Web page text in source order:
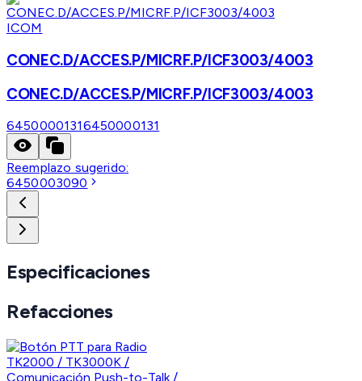
ICOM
CONEC.D/ACCES.P/MICRF.P/ICF3003/4003
CONEC.D/ACCES.P/MICRF.P/ICF3003/4003
64500001316450000131
Reemplazo sugerido:
6450003090
Especificaciones
Refacciones